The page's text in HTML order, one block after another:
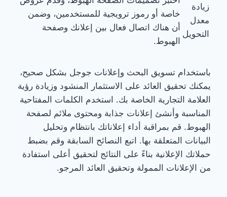
زيادة
معدل
التحويل
خاصة أو رموز ترويجية للمستخدمين، وضمن
أن هناك اتصال فعال بين إعلانك وصفحة
الهبوط.
باستخدام تسويق البحث وإعلانات جوجل بشكل صحيح،
يمكنك تحقيق العائد على الاستثمار المنشود وزيادة رؤية
العلامة التجارية الخاصة بك. استخدم الكلمات المفتاحية
المناسبة وأنشئ إعلانات جذابة ومحتوى ملائم لصفحة
الهبوط. قم بمراقبة أداء إعلاناتك بانتظام وتحليل
البيانات المتعلقة بها. اتبع النصائح السابقة وقم بضبط
حملاتك الإعلانية بناءً على النتائج لتحقيق أعلى استفادة
من الإعلانات الممولة وتحقيق العائد المرجو.